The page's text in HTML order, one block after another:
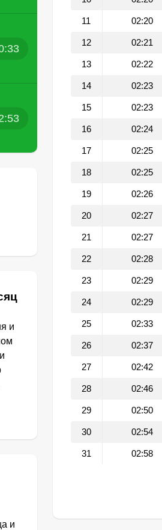
и
и
11 02:20
12 02:21
13 02:22
14 02:23
15 02:23
16 02:24
17 02:25
18 02:25
19 02:26
20 02:27
21 02:27
22 02:28
23 02:29
24 02:29
25 02:33
26 02:37
27 02:42
28 02:46
29 02:50
30 02:54
31 02:58